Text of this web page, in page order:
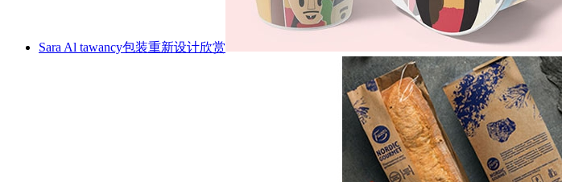
Sara Al tawancy包装重新设计欣赏